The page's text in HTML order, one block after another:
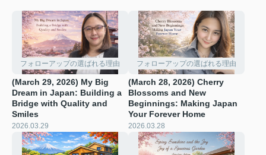
フォローアップの選ばれる理由
(March 29, 2026) My Big
Dream in Japan: Building a
Bridge with Quality and
Smiles
2026.03.29
フォローアップの選ばれる理由
(March 28, 2026) Cherry
Blossoms and New
Beginnings: Making Japan
Your Forever Home
2026.03.28